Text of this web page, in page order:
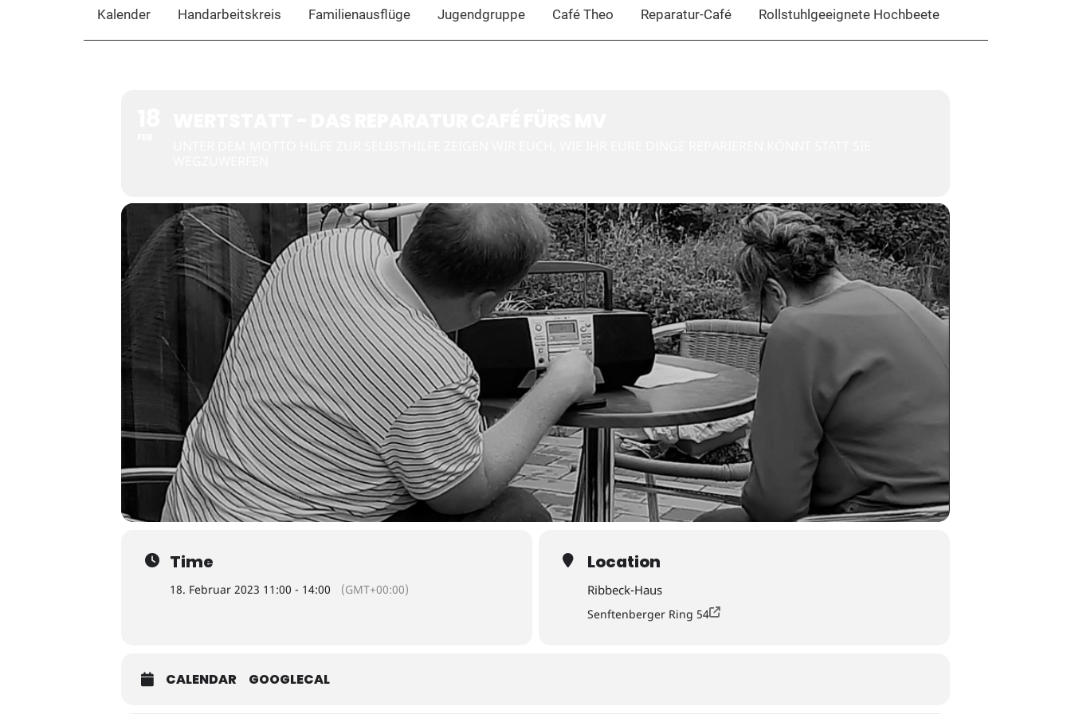
Kalender Handarbeitskreis Familienausflüge Jugendgruppe Café Theo Reparatur-Café Rollstuhlgeeignete Hochbeete
Time
18. Februar 2023 11:00 - 14:00 (GMT+00:00)
Location
Ribbeck-Haus
Senftenberger Ring 54
CALENDAR GOOGLECAL